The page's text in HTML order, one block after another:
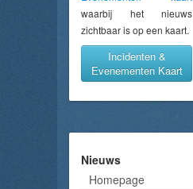
waarbij het nieuws
zichtbaar is op een kaart.
Incidenten &
Evenementen Kaart
Nieuws
Homepage